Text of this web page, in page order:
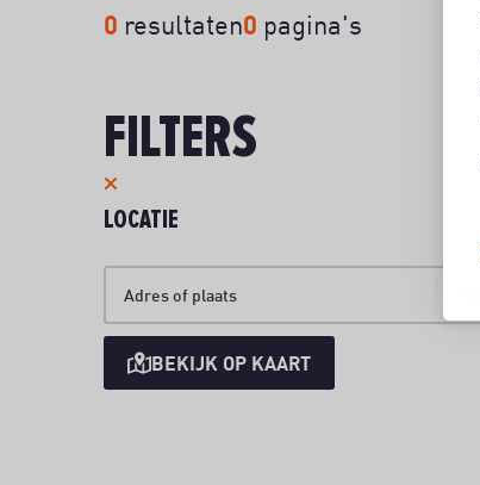
0 resultaten0 pagina's
FILTERS
LOCATIE
Adres of plaats
BEKIJK OP KAART